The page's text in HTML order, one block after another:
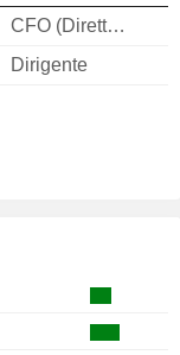
CFO (Direttore finanziario)
Dirigente